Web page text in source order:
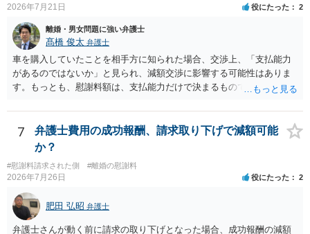
る可能性について、慰謝料額に影響が出る可能性はないと考えます。
最後に、ご依頼になる場合の弁護士費用は、ご依頼になる弁護士によ
り異なりますので、直接ご確認いただくといいですよ。 ご質問に対す
る回答は以上ですが、可能であれば、ご依頼になるかは別にして、お
近くの弁護士に直接相談されて、今後の対応についてアドバイスを求
めることをおすすめいたします。 ご参考にしていただけますと幸いで
す。
2026年7月21日 役にたった 2
離婚・男女問題に強い弁護士
髙橋 俊太 弁護士
車を購入していたことを相手方に知られた場合、交渉上、「支払能力
があるのではないか」と見られ、減額交渉に影響する可能性はありま
す。もっとも、慰謝料額は、支払能力だけで決まるものではなく、不
響、離婚・別居の有無、証拠関係等によって判断されます。 ご記載の
ように、LINEのやり取りと数回の食事のみで性交渉がないのであれ
ば、原則として不貞慰謝料支払義務は否定されます。他方で、性交渉
がない場合でも、親密なやり取りの内容や関係の態様によっては、婚
姻共同生活の平穏を害したとして、例外的に慰謝料支払義務が肯定さ
れることもあります。 すでに弁護士に依頼されているのであれば、車
の購入事情も含めて説明し、支払能力の問題と、そもそもの慰謝料額
の相当性を分けて交渉してもらう方がよいでしょう。
7
弁護士費用の成功報酬、請求取り下げで減額可能
か？
#慰謝料請求された側 #離婚の慰謝料
2026年7月26日 役にたった 2
肥田 弘昭 弁護士
弁護士さんが動く前に請求の取り下げとなった場合、成功報酬の減額